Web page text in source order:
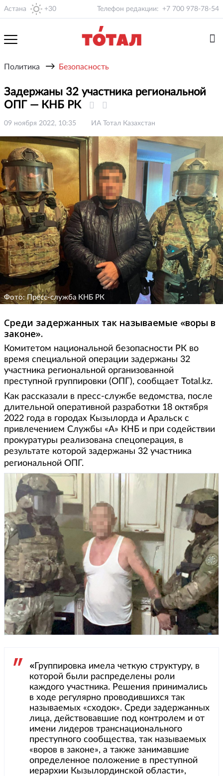
Астана +30 Телефон редакции: +7 700 978-78-54
Политика → Безопасность
Задержаны 32 участника региональной
ОПГ — КНБ РК
09 ноября 2022, 10:35 ИА Тотал Казахстан
Фото: Пресс-служба КНБ РК
Среди задержанных так называемые «воры в
законе».
Комитетом национальной безопасности РК во
время специальной операции задержаны 32
участника региональной организованной
преступной группировки (ОПГ), сообщает Total.kz.
Как рассказали в пресс-службе ведомства, после
длительной оперативной разработки 18 октября
2022 года в городах Кызылорда и Аральск с
привлечением Службы «А» КНБ и при содействии
прокуратуры реализована спецоперация, в
результате которой задержаны 32 участника
региональной ОПГ.
«Группировка имела четкую структуру, в
которой были распределены роли
каждого участника. Решения принимались
в ходе регулярно проводившихся так
называемых «сходок». Среди задержанных
лица, действовавшие под контролем и от
имени лидеров транснационального
преступного сообщества, так называемых
«воров в законе», а также занимавшие
определенное положение в преступной
иерархии Кызылординской области»,